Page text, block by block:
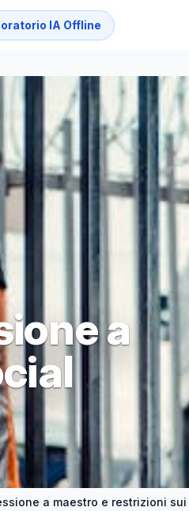
IA Offline
a
a maestro e restrizioni